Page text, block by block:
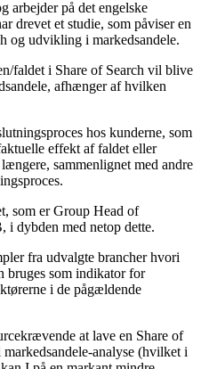
arbejder på det engelske
drevet et studie, som påviser en
og udvikling i markedsandele.
faldet i Share of Search vil blive
afhænger af hvilken
hos kunderne, som
effekt af faldet eller
sammenlignet med andre
som er Group Head of
i dybden med netop dette.
fra udvalgte brancher hvori
bruges som indikator for
i de pågældende
at lave en Share of
analyse (hvilket i